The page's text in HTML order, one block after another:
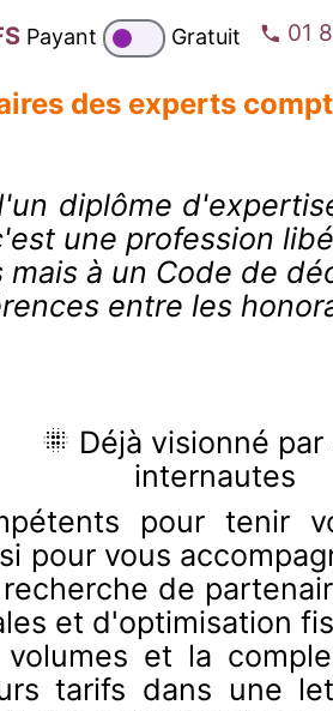
Payant Gratuit 01
des experts
diplôme
une profession
à un Code de
entre les
Déjà visionné
internautes
pour tenir
pour vous
de
et d'optimisation
et la
tarifs dans une